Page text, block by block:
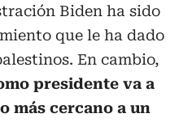
Biden ha sido
que le ha dado
En cambio,
presidente va a
más cercano a un